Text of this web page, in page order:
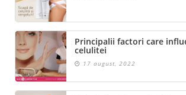
Principalii factori care
celulitei
17 august, 2022